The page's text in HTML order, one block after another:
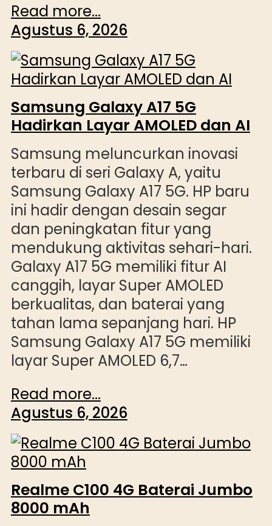
Read more...
Agustus 6, 2026
Samsung Galaxy A17 5G
Hadirkan Layar AMOLED dan AI
Samsung meluncurkan inovasi
terbaru di seri Galaxy A, yaitu
Samsung Galaxy A17 5G. HP baru
ini hadir dengan desain segar
dan peningkatan fitur yang
mendukung aktivitas sehari-hari.
Galaxy A17 5G memiliki fitur AI
canggih, layar Super AMOLED
berkualitas, dan baterai yang
tahan lama sepanjang hari. HP
Samsung Galaxy A17 5G memiliki
layar Super AMOLED 6,7…
Read more...
Agustus 6, 2026
Realme C100 4G Baterai Jumbo
8000 mAh